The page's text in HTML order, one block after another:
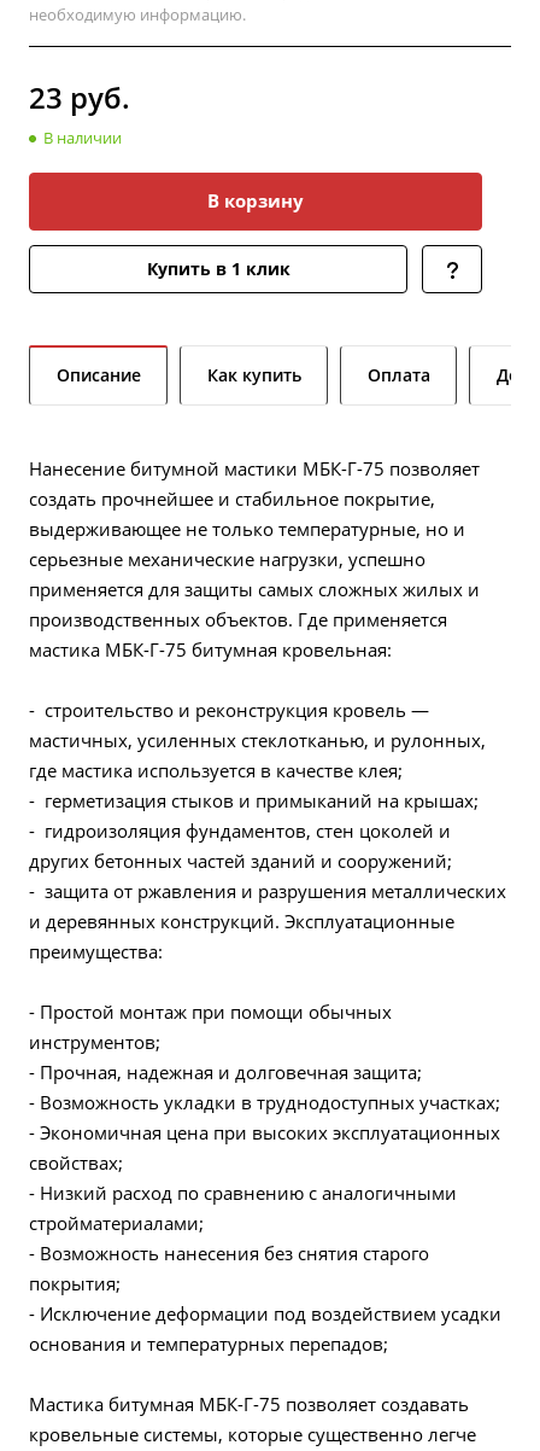
необходимую информацию.
23 руб.
В наличии
В корзину
Купить в 1 клик
Описание Как купить Оплата
Нанесение битумной мастики МБК-Г-75 позволяет
создать прочнейшее и стабильное покрытие,
выдерживающее не только температурные, но и
серьезные механические нагрузки, успешно
применяется для защиты самых сложных жилых и
производственных объектов. Где применяется
мастика МБК-Г-75 битумная кровельная:
- строительство и реконструкция кровель —
мастичных, усиленных стеклотканью, и рулонных,
где мастика используется в качестве клея;
- герметизация стыков и примыканий на крышах;
- гидроизоляция фундаментов, стен цоколей и
других бетонных частей зданий и сооружений;
- защита от ржавления и разрушения металлических
и деревянных конструкций. Эксплуатационные
преимущества:
- Простой монтаж при помощи обычных
инструментов;
- Прочная, надежная и долговечная защита;
- Возможность укладки в труднодоступных участках;
- Экономичная цена при высоких эксплуатационных
свойствах;
- Низкий расход по сравнению с аналогичными
стройматериалами;
- Возможность нанесения без снятия старого
покрытия;
- Исключение деформации под воздействием усадки
основания и температурных перепадов;
Мастика битумная МБК-Г-75 позволяет создавать
кровельные системы, которые существенно легче